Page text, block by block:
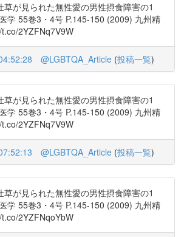
草が見られた無性愛の男性摂食障害の1
学 55巻3・4号 P.145-150 (2009) 九州精
2YZFNq7V9W
@LGBTQA_Article (投稿一覧)
草が見られた無性愛の男性摂食障害の1
学 55巻3・4号 P.145-150 (2009) 九州精
2YZFNq7V9W
@LGBTQA_Article (投稿一覧)
草が見られた無性愛の男性摂食障害の1
学 55巻3・4号 P.145-150 (2009) 九州精
2YZFNqoYbW